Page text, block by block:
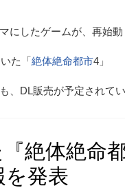
にしたゲームが、再始動
た「絶体絶命都市4」
、DL販売が予定されて
絶体絶命
を発表